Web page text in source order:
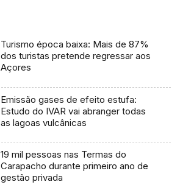
Turismo época baixa: Mais de 87%
dos turistas pretende regressar aos
Açores
Emissão gases de efeito estufa:
Estudo do IVAR vai abranger todas
as lagoas vulcânicas
19 mil pessoas nas Termas do
Carapacho durante primeiro ano de
gestão privada